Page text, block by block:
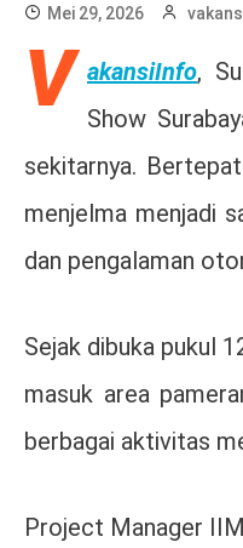
Mei 29, 2026
V akansiInfo,
Show
sekitarnya.
menjelma menjadi
dan pengalaman
Sejak dibuka pukul
masuk area
berbagai aktivitas
Project Manager